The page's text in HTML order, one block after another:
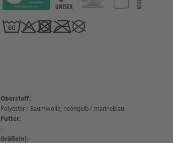
Oberstoff:
Polyester / Baumwolle, neongelb / marineblau
Futter:
-
Größe(n):